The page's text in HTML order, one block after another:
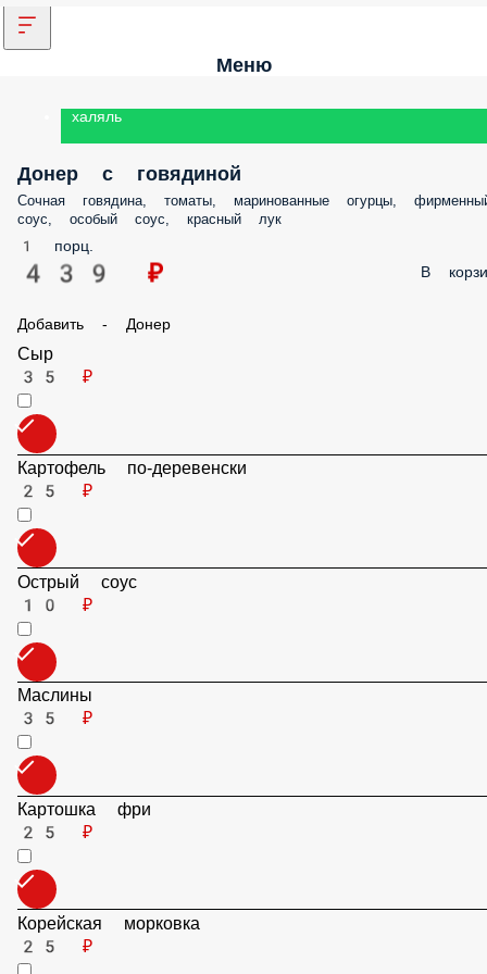
Меню
халяль
Донер с говядиной
Сочная говядина, томаты, маринованные огурцы, фирменный соус,
особый соус, красный лук
1 порц.
439 ₽ В
Добавить - Донер
Сыр
35 ₽
Картофель по-деревенски
10 ₽
Маслины
35 ₽
Картошка фри
25 ₽